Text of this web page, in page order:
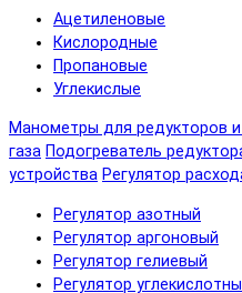
Ацетиленовые
Кислородные
Пропановые
Углекислые
Манометры для редукторов и
газа Подогреватель
устройства Регулятор
Регулятор азотный
Регулятор аргоновый
Регулятор гелиевый
Регулятор